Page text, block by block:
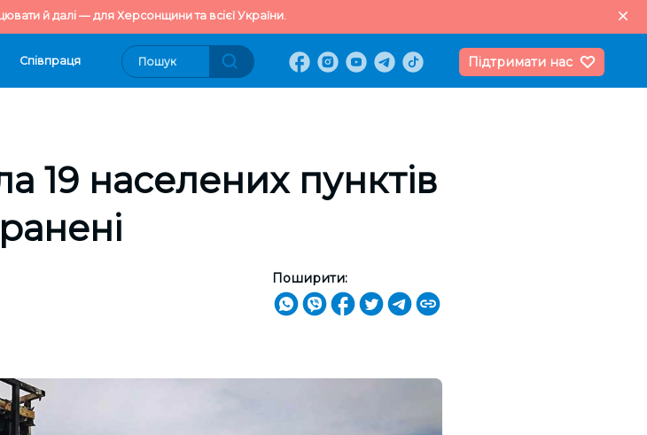
й далі — для Херсонщини та всієї України.
Cпівпраця Підтримати нас
19 населених пунктів
Поширити: